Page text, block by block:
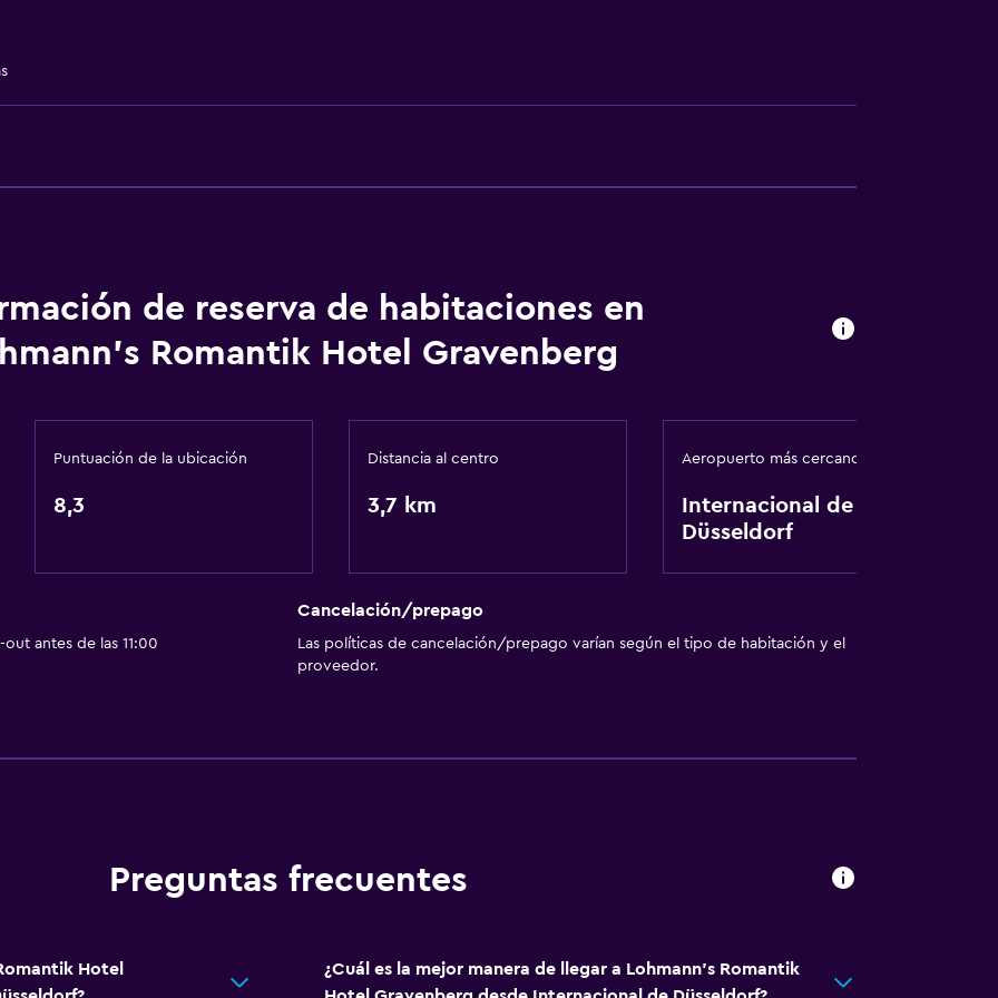
Accesibilidad y adecuación
Ascensor disponible
Hipoalergénico
Plantas superiores accesibles por ascensor
Plantas superiores accesibles por escaleras
Baño
Ducha
Secador de pelo
Sala de estar/TV compartida
de reserva de habitaciones en
Romantik Hotel Gravenberg
Puntuación de la ubicación
8,3
Distancia al centro
3,7 km
Aeropuerto más cercano
Internacional de
Düsseldorf
antes de las 11:00
Cancelación/prepago
Las políticas de cancelación/prepago varían según el tipo de habitación y el
proveedor.
Preguntas frecuentes
Hotel
¿Cuál es la mejor manera de llegar a Lohmann's Romantik